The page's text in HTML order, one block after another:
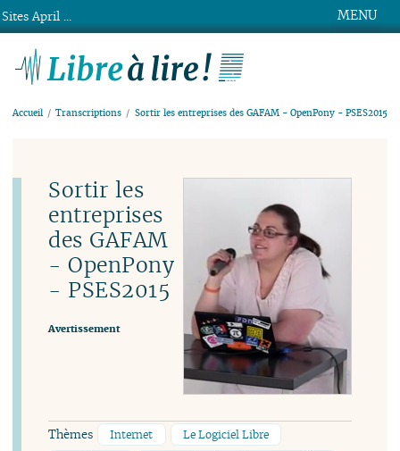
MENU
Accueil Transcriptions Sortir les entreprises des GAFAM - OpenPony - PSES2015
Sortir les
entreprises
des GAFAM
- OpenPony
- PSES2015
Avertissement
Thèmes Internet
Le Logiciel Libre
Sites April ...